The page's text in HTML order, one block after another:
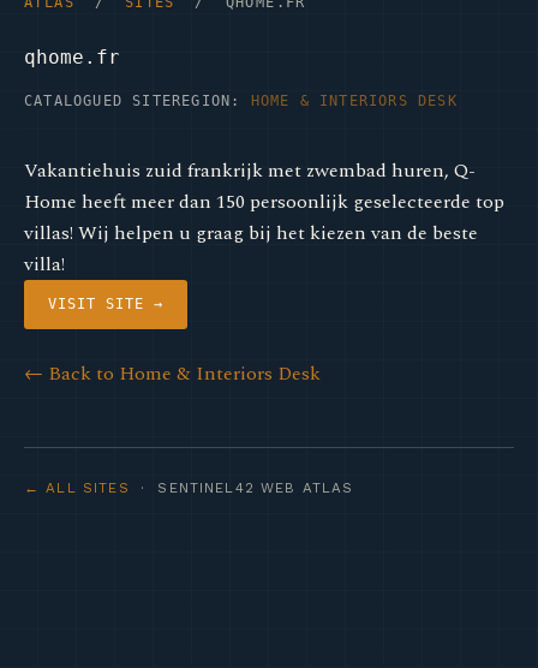
qhome.fr
CATALOGUED SITE REGION: HOME & INTERIORS DESK
Vakantiehuis zuid frankrijk met zwembad huren, Q-
Home heeft meer dan 150 persoonlijk geselecteerde top
villas! Wij helpen u graag bij het kiezen van de beste
villa!
VISIT SITE →
← Back to Home & Interiors Desk
← ALL SITES · SENTINEL42 WEB ATLAS